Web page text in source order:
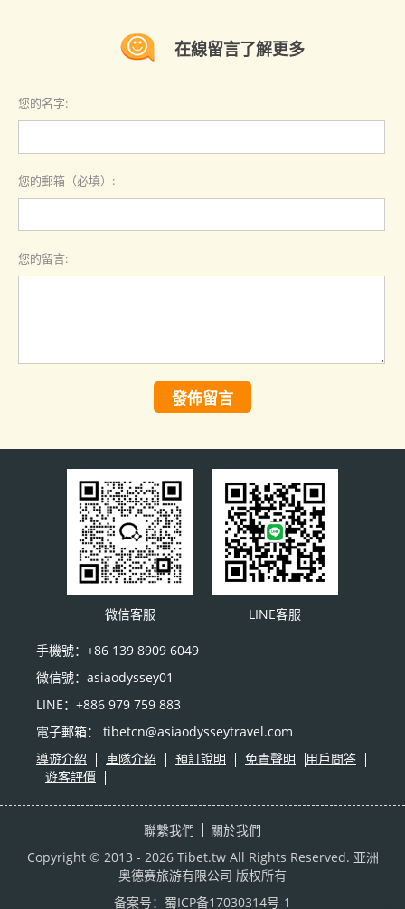
在線留言了解更多
您的名字:
您的郵箱（必填）:
您的留言:
發佈留言
微信客服 LINE客服
手機號：+86 139 8909 6049
微信號：asiaodyssey01
LINE：+886 979 759 883
電子郵箱： tibetcn@asiaodysseytravel.com
導遊介紹
車隊介紹 預訂說明 免責聲明
用戶問答
遊客評價
聯繫我們
關於我們
Copyright © 2013 - 2026 Tibet.tw All Rights Reserved. 亚洲
奥德赛旅游有限公司 版权所有
备案号： 蜀ICP备17030314号-1